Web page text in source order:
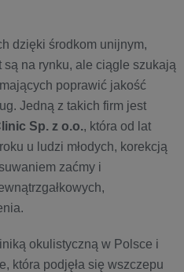
dzięki środkom unijnym,
są na rynku, ale ciągle szukają
poprawić jakość
Jedną z takich firm jest
Sp. z o.o., która od lat
u ludzi młodych, korekcją
zaćmy i
okulistyczną w Polsce i
która podjęła się wszczepu